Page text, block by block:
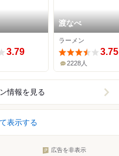
3.79
渡なべ
ラーメン
3.75
2228人
情報を見る
表示する
広告を非表示